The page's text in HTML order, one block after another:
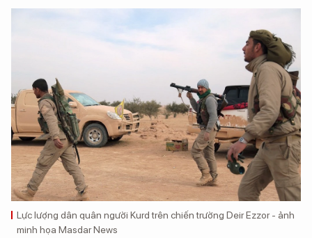
Lực lượng dân quân người Kurd trên chiến trường Deir Ezzor - ảnh
minh họa Masdar News